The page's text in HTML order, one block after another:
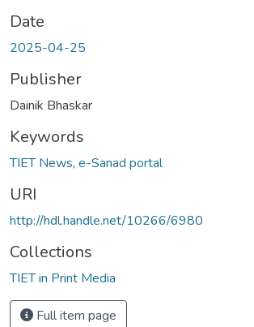
Date
2025-04-25
Publisher
Dainik Bhaskar
Keywords
TIET News, e-Sanad portal
URI
http://hdl.handle.net/10266/6980
Collections
TIET in Print Media
Full item page